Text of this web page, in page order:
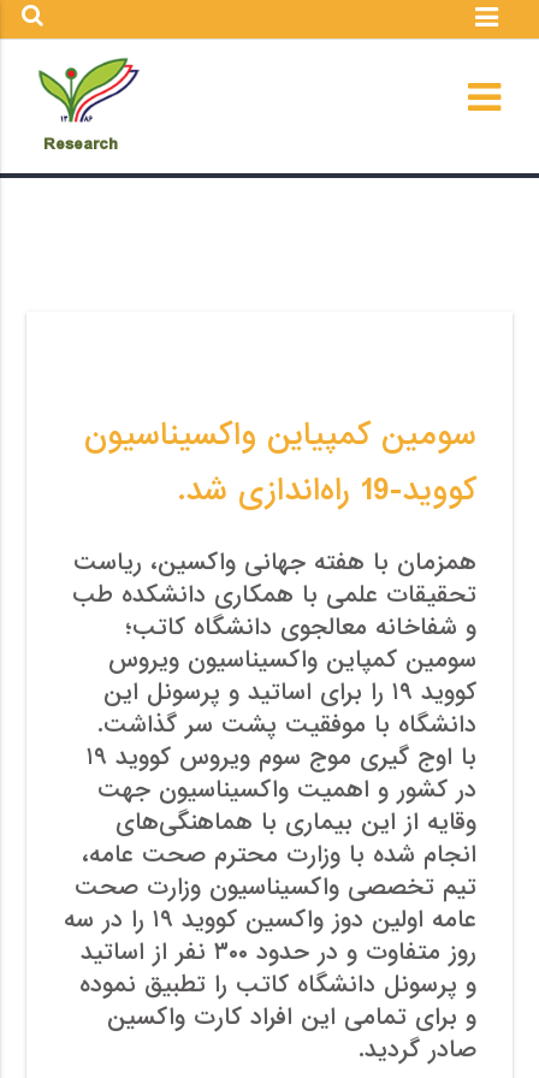
Research
سومین کمپیاین واکسیناسیون
کووید-19 راه‌اندازی شد.
همزمان با هفته جهانی واكسين، ریاست
تحقیقات علمی با همکاری دانشکده طب
و شفاخانه معالجوی دانشگاه کاتب؛
سومین کمپاین واکسیناسیون ویروس
کووید ۱۹ را برای اساتید و پرسونل این
دانشگاه با موفقیت پشت سر گذاشت.
با اوج گیری موج سوم ویروس کووید ۱۹
در کشور و اهمیت واکسیناسیون جهت
وقایه از این بیماری با هماهنگی‌های
انجام شده با وزارت محترم صحت عامه،
تیم تخصصی واکسیناسیون وزارت صحت
عامه اولین دوز واکسین کووید ۱۹ را در سه
روز متفاوت و در حدود ۳۰۰ نفر از اساتید
و پرسونل دانشگاه کاتب را تطبیق نموده
و برای تمامی این افراد کارت واکسین
صادر گردید.